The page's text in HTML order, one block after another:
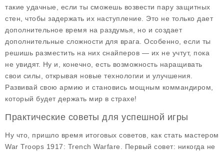
такие удачные, если ты сможешь возвести пару защитных
стен, чтобы задержать их наступление. Это не только дает
дополнительное время на раздумья, но и создает
дополнительные сложности для врага. Особенно, если ты
решишь разместить на них снайперов — их не учтут, пока
не увидят. Ну и, конечно, есть возможность наращивать
свои силы, открывая новые технологии и улучшения.
Развивай свою армию и становись мощным коммандиром,
который будет держать мир в страхе!
Практические советы для успешной игры
Ну что, пришло время итоговых советов, как стать мастером
War Troops 1917: Trench Warfare . Первый совет: никогда не